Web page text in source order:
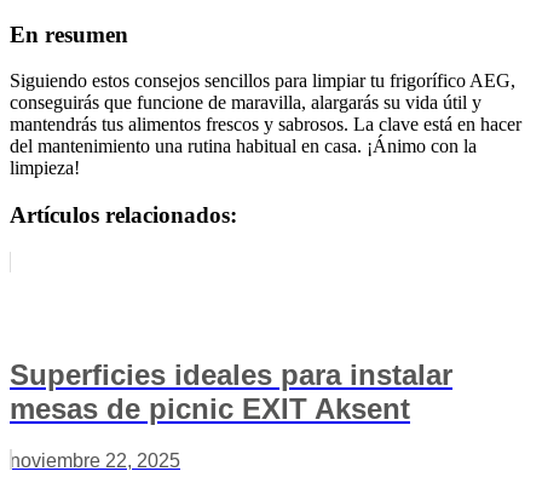
En resumen
Siguiendo estos consejos sencillos para limpiar tu frigorífico AEG,
conseguirás que funcione de maravilla, alargarás su vida útil y
mantendrás tus alimentos frescos y sabrosos. La clave está en hacer
del mantenimiento una rutina habitual en casa. ¡Ánimo con la
limpieza!
Artículos relacionados:
Superficies ideales para instalar
mesas de picnic EXIT Aksent
noviembre 22, 2025